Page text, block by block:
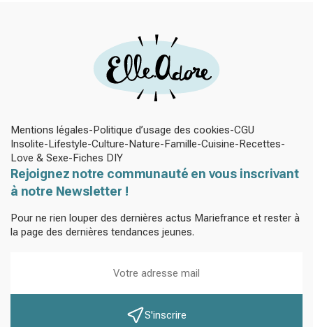
Mentions légales Politique d’usage des cookies CGU
Insolite Lifestyle Culture Nature Famille Cuisine Recettes
Love & Sexe Fiches DIY
Rejoignez notre communauté en vous inscrivant
à notre Newsletter !
Pour ne rien louper des dernières actus Mariefrance et rester à
la page des dernières tendances jeunes.
S'inscrire